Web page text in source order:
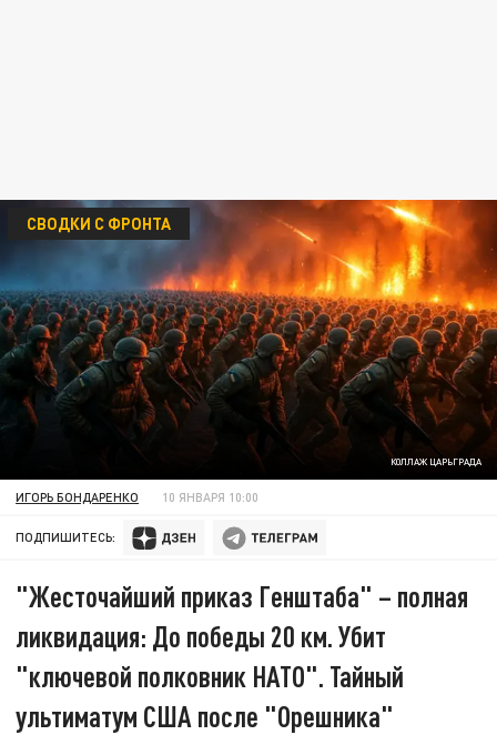
КОЛЛАЖ ЦАРЬГРАДА
СВОДКИ С ФРОНТА
ИГОРЬ БОНДАРЕНКО 10 ЯНВАРЯ 10:00
ПОДПИШИТЕСЬ:
"Жесточайший приказ Генштаба" – полная
ликвидация: До победы 20 км. Убит
"ключевой полковник НАТО". Тайный
ультиматум США после "Орешника"